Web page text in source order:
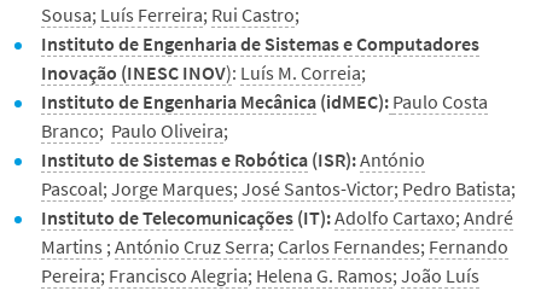
Sousa; Luís Ferreira; Rui Castro;
Instituto de Engenharia de Sistemas e Computadores
Inovação (INESC INOV): Luís M. Correia;
Instituto de Engenharia Mecânica (idMEC): Paulo Costa
Branco; Paulo Oliveira;
Instituto de Sistemas e Robótica (ISR):António
Pascoal;Jorge Marques;José Santos-Victor; Pedro Batista;
Instituto de Telecomunicações (IT):Adolfo Cartaxo;André
Martins ;António Cruz Serra;Carlos Fernandes; Fernando
Pereira; Francisco Alegria; Helena G. Ramos;João Luís